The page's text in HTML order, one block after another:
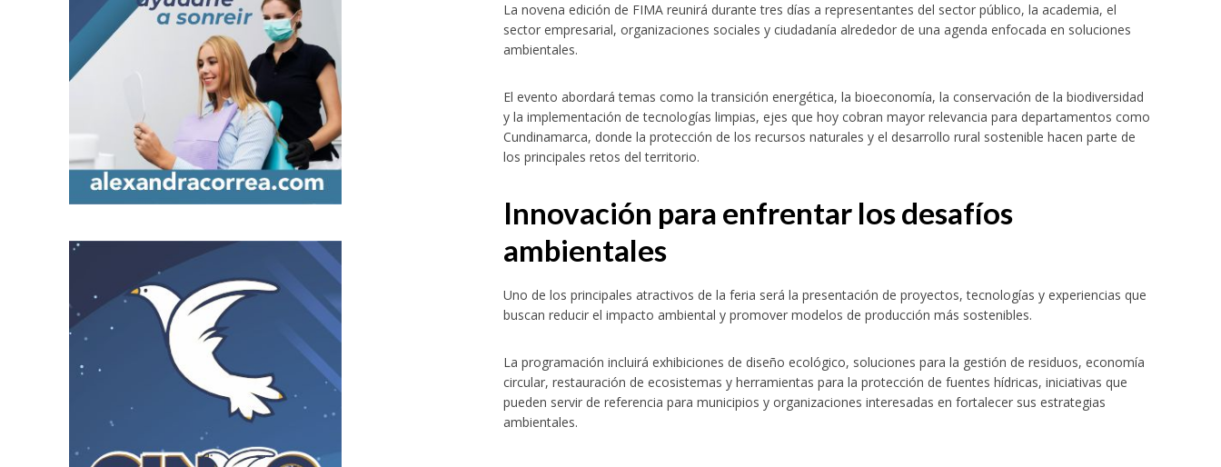
La novena edición de FIMA reunirá durante tres días a representantes del sector público, la academia, el
sector empresarial, organizaciones sociales y ciudadanía alrededor de una agenda enfocada en soluciones
ambientales.
El evento abordará temas como la transición energética, la bioeconomía, la conservación de la biodiversidad
y la implementación de tecnologías limpias, ejes que hoy cobran mayor relevancia para departamentos como
Cundinamarca, donde la protección de los recursos naturales y el desarrollo rural sostenible hacen parte de
los principales retos del territorio.
Innovación para enfrentar los desafíos
ambientales
Uno de los principales atractivos de la feria será la presentación de proyectos, tecnologías y experiencias que
buscan reducir el impacto ambiental y promover modelos de producción más sostenibles.
La programación incluirá exhibiciones de diseño ecológico, soluciones para la gestión de residuos, economía
circular, restauración de ecosistemas y herramientas para la protección de fuentes hídricas, iniciativas que
pueden servir de referencia para municipios y organizaciones interesadas en fortalecer sus estrategias
ambientales.